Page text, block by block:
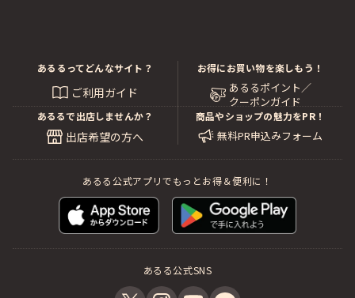
あるるってどんなサイト？
ご利用ガイド
お得にお買い物を楽しもう！
あるるポイント／
クーポンガイド
あるるで出店しませんか？
出店希望の方へ
商品やショップの魅力をPR！
無料PR申込みフォーム
あるる公式アプリでもっとお得＆便利に！
あるる公式SNS